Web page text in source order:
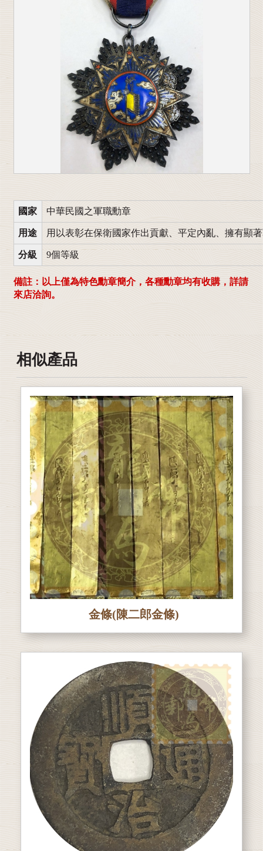
國家 中華民國之軍職勳章
用途 用以表彰在保衛國家作出貢獻、平定內亂、擁有顯
分級 9個等級
備註：以上僅為特色勳章簡介，各種勳章均有收購，詳請
來店洽詢。
相似產品
金條(陳二郎金條)